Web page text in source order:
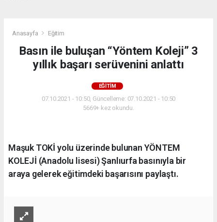
Anasayfa Eğitim
Basın ile buluşan “Yöntem Koleji” 3
yıllık başarı serüvenini anlattı
EĞITIM
07.10.2021 - 10:50, Güncelleme: 07.10.2021 - 10:50
5669+ kez okundu.
Maşuk TOKİ yolu üzerinde bulunan YÖNTEM
KOLEJİ (Anadolu lisesi) Şanlıurfa basınıyla bir
araya gelerek eğitimdeki başarısını paylaştı.